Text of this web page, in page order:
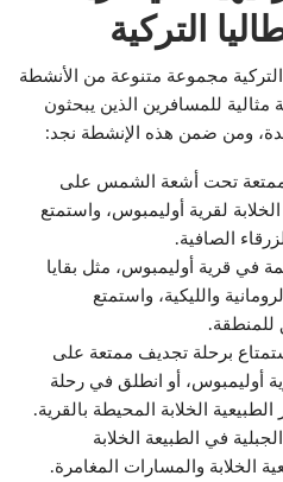
التركية
مجموعة متنوعة من الأنشطة
مثالية للمسافرين الذين يبحثون
ومن ضمن هذه الإنشطة نجد:
ممتعة تحت أشعة الشمس على
لقرية أوليمبوس، واستمتع
الصافية.
في قرية أوليمبوس، مثل بقايا
والليكية، واستمتع
للمنطقة.
برحلة تجديف ممتعة على
أوليمبوس، أو انطلق في رحلة
الخلابة المحيطة بالقرية.
في الطبيعة الخلابة
الخلابة والمسارات المغامرة.